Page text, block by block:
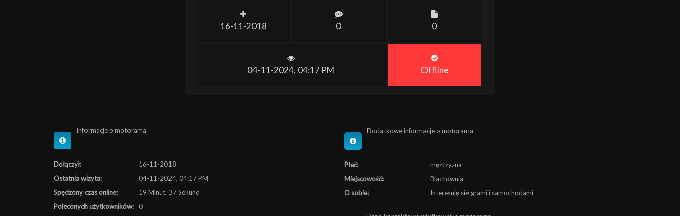
16-11-2018 0 0
04-11-2024, 04:17 PM Offline
Informacje o motorama
Dołączył:
16-11-2018
Ostatnia wizyta:
04-11-2024, 04:17 PM
Spędzony czas online:
19 Minut, 37 Sekund
Poleconych użytkowników:
0
Dodatkowe informacje o motorama
Płeć:
mężczyzna
Miejscowość:
Blachownia
O sobie:
Interesuję się grami i samochodami